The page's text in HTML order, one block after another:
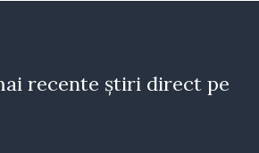
recente știri direct pe